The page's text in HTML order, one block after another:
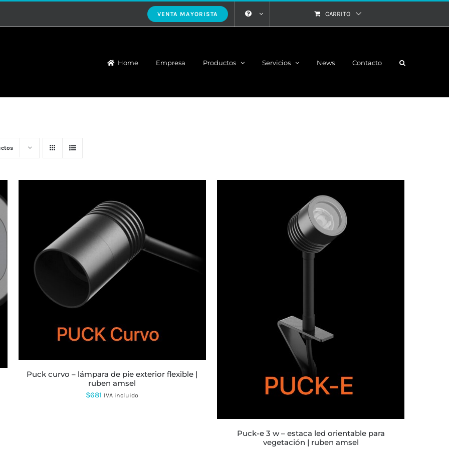
VENTA MAYORISTA CARRITO
Home Empresa Productos Servicios News Contacto
puck curvo – lámpara de pie exterior flexible |
ruben amsel
$681 IVA incluido
puck-e 3 w – estaca led orientable para
vegetación | ruben amsel